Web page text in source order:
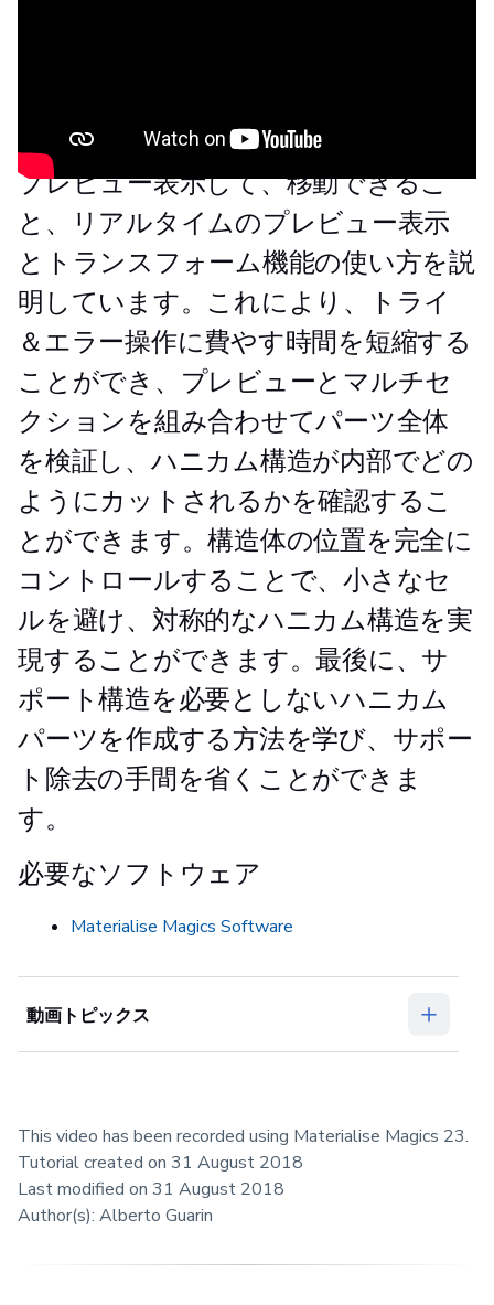
ルでは、ハニカム構造を生成する前に
プレビュー表示して、移動できるこ
と、リアルタイムのプレビュー表示
とトランスフォーム機能の使い方を説
明しています。これにより、トライ
＆エラー操作に費やす時間を短縮する
ことができ、プレビューとマルチセ
クションを組み合わせてパーツ全体
を検証し、ハニカム構造が内部でどの
ようにカットされるかを確認するこ
とができます。構造体の位置を完全に
コントロールすることで、小さなセ
ルを避け、対称的なハニカム構造を実
現することができます。最後に、サ
ポート構造を必要としないハニカム
パーツを作成する方法を学び、サポー
ト除去の手間を省くことができま
す。
必要なソフトウェア
Materialise Magics Software
動画トピックス
This video has been recorded using Materialise Magics 23.
Tutorial created on 31 August 2018
Last modified on 31 August 2018
Author(s): Alberto Guarin